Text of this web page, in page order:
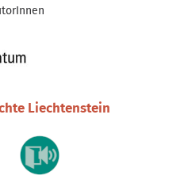
Liechtenstein